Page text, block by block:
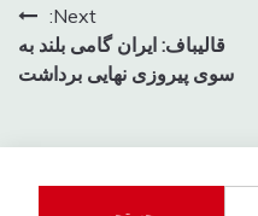
Next:
قالیباف: ایران گامی بلند به
سوی پیروزی نهایی برداشت